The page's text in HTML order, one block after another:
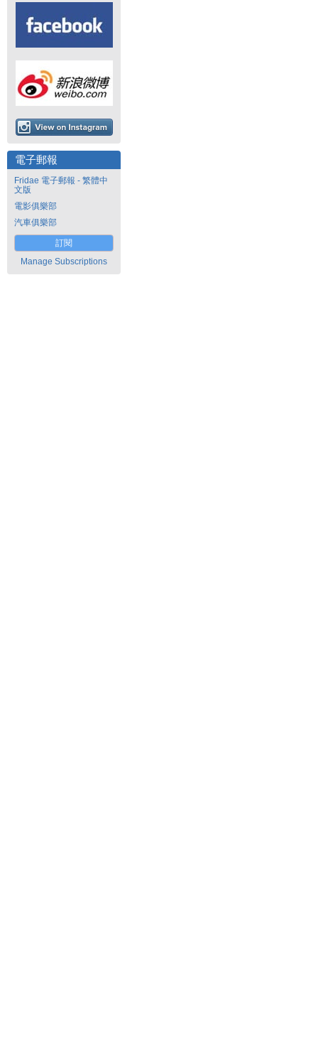
電子郵報
Fridae 電子郵報 - 繁體中
文版
電影俱樂部
汽車俱樂部
訂閱
Manage Subscriptions